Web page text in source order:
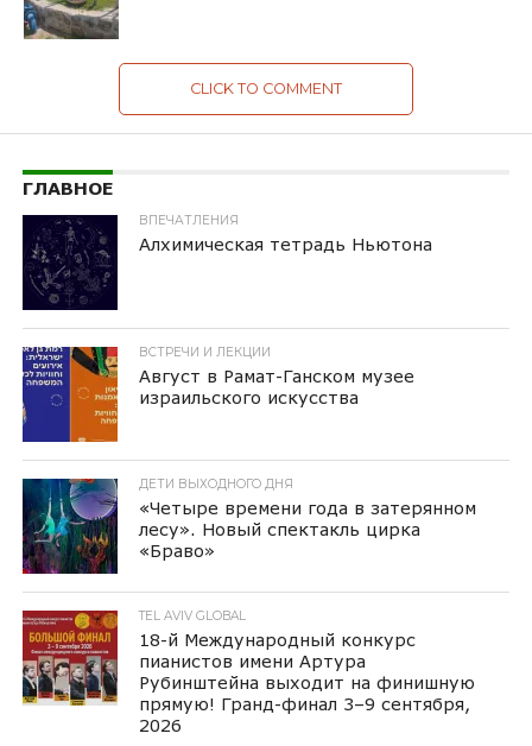
CLICK TO COMMENT
ГЛАВНОЕ
ВПЕЧАТЛЕНИЯ
Алхимическая тетрадь Ньютона
ВСТРЕЧИ И ЛЕКЦИИ
Август в Рамат-Ганском музее
израильского искусства
ДЕТИ ВЫХОДНОГО ДНЯ
«Четыре времени года в затерянном
лесу». Новый спектакль цирка
«Браво»
TEL AVIV GLOBAL
18-й Международный конкурс
пианистов имени Артура
Рубинштейна выходит на финишную
прямую! Гранд-финал 3–9 сентября,
2026